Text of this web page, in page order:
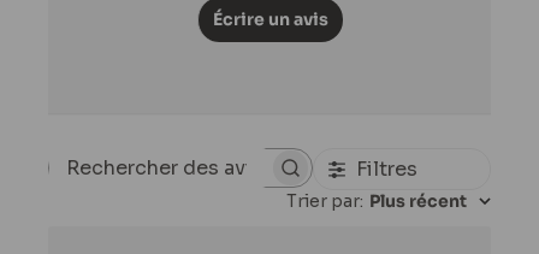
Écrire un avis
Rechercher
Filtres
Trier par: Plus récent